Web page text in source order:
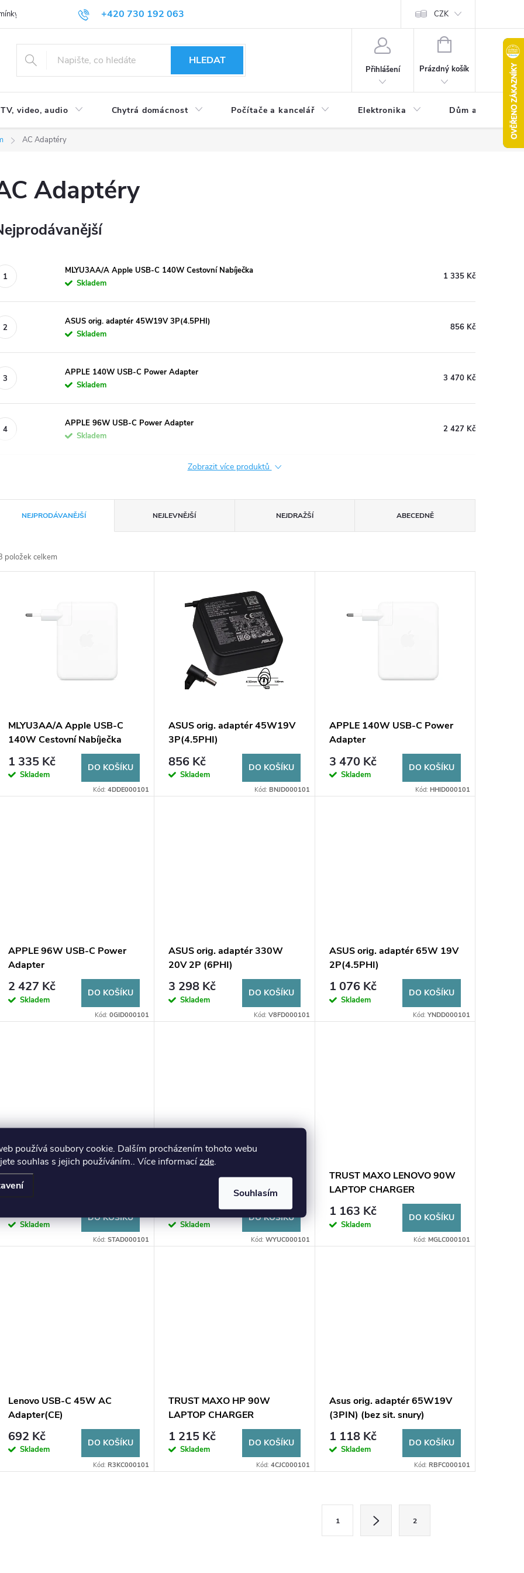
používá soubory cookie. Dalším procházením tohoto webu
souhlas s jejich používáním.. Více informacízde.
Souhlasím
+420 730 192 063
Podmínky ochrany osobních údajů CZK
HLEDAT
Přihlášení
NÁKUPNÍ
Prázdný košík
TV, video, audio Chytrá domácnost Počítače a kancelář Elektronika Dům a zahrada
AC Adaptéry
Adaptéry
MLYU3AA/A Apple USB-C 140W Cestovní Nabíječka
Skladem
1 335 Kč
ASUS orig. adaptér 45W19V 3P(4.5PHI)
Skladem
856 Kč
APPLE 140W USB-C Power Adapter
Skladem
3 470 Kč
APPLE 96W USB-C Power Adapter
Skladem
2 427 Kč
Zobrazit více produktů
NEJPRODÁVANĚJŠÍ NEJLEVNĚJŠÍ NEJDRAŽŠÍ ABECEDNĚ
položek celkem
MLYU3AA/A Apple USB-C
140W Cestovní Nabíječka
1 335 Kč
Skladem
DO KOŠÍKU
Kód:4DDE000101
ASUS orig. adaptér 45W19V
3P(4.5PHI)
856 Kč
Skladem
DO KOŠÍKU
Kód: BNJD000101
APPLE 140W USB-C Power
Adapter
3 470 Kč
Skladem
DO KOŠÍKU
Kód: HHID000101
APPLE 96W USB-C Power
Adapter
2 427 Kč
Skladem
DO KOŠÍKU
Kód:0GID000101
ASUS orig. adaptér 330W
20V 2P (6PHI)
3 298 Kč
Skladem
DO KOŠÍKU
Kód: V8FD000101
ASUS orig. adaptér 65W 19V
2P(4.5PHI)
1 076 Kč
Skladem
DO KOŠÍKU
Kód: YNDD000101
ASUS orig. adaptér 45W 19V
2P (4,5PHI)
Skladem
DO KOŠÍKU
Kód:STAD000101
HP 65W Smart AC Adapter
Skladem
DO KOŠÍKU
Kód: WYUC000101
TRUST MAXO LENOVO 90W
LAPTOP CHARGER
1 163 Kč
Skladem
DO KOŠÍKU
Kód: MGLC000101
Lenovo USB-C 45W AC
Adapter(CE)
692 Kč
Skladem
DO KOŠÍKU
Kód:R3KC000101
TRUST MAXO HP 90W
LAPTOP CHARGER
1 215 Kč
Skladem
DO KOŠÍKU
Kód: 4CJC000101
Asus orig. adaptér 65W19V
(3PIN) (bez sit. snury)
1 118 Kč
Skladem
DO KOŠÍKU
Kód: RBFC000101
1 2